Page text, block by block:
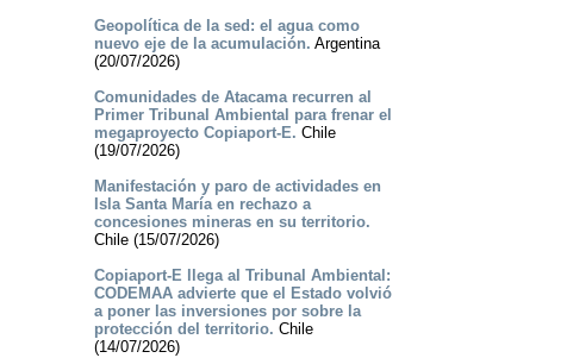
Geopolítica de la sed: el agua como
nuevo eje de la acumulación. Argentina
(20/07/2026)
Comunidades de Atacama recurren al
Primer Tribunal Ambiental para frenar el
megaproyecto Copiaport-E. Chile
(19/07/2026)
Manifestación y paro de actividades en
Isla Santa María en rechazo a
concesiones mineras en su territorio.
Chile (15/07/2026)
Copiaport-E llega al Tribunal Ambiental:
CODEMAA advierte que el Estado volvió
a poner las inversiones por sobre la
protección del territorio. Chile
(14/07/2026)